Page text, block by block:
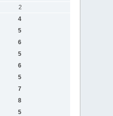
2
4
5
6
5
6
5
7
8
5